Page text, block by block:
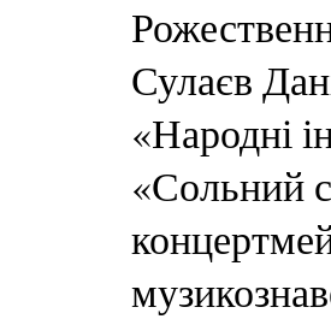
Сулаєв
«Народні
«Сольний